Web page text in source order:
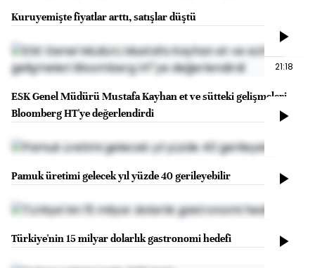
Kuruyemişte fiyatlar arttı, satışlar düştü
21:18
ESK Genel Müdürü Mustafa Kayhan et ve sütteki gelişmeleri
Bloomberg HT'ye değerlendirdi
Pamuk üretimi gelecek yıl yüzde 40 gerileyebilir
Türkiye'nin 15 milyar dolarlık gastronomi hedefi